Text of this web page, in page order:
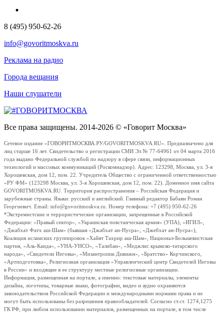
8 (495) 950-62-26
info@govoritmoskva.ru
Реклама на радио
Города вещания
Наши слушатели
Все права защищены. 2014-2026 © «Говорит Москва»
Сетевое издание «ГОВОРИТМОСКВА.РУ/GOVORITMOSKVA.RU». Предназначено для
лиц старше 16 лет. Свидетельство о регистрации СМИ Эл № 77-64961 от 04 марта 2016
года выдано Федеральной службой по надзору в сфере связи, информационных
технологий и массовых коммуникаций (Роскомнадзор). Адрес: 123298, Москва, ул. 3-я
Хорошевская, дом 12, пом. 22. Учредитель Общество с ограниченной ответственностью
«РУ ФМ» (123298 Москва, ул. 3-я Хорошевская, дом 12, пом. 22). Доменное имя сайта
GOVORITMOSKVA.RU. Территория распространения – Российская Федерация и
зарубежные страны. Языки: русский и английский. Главный редактор Бабаян Роман
Георгиевич. Email: info@govoritmoskva.ru. Номер телефона: +7 (495) 950-62-26
*Экстремистские и террористические организации, запрещенные в Российской
Федерации: «Правый сектор», «Украинская повстанческая армия» (УПА), «ИГИЛ»,
«Джабхат Фатх аш-Шам» (бывшая «Джабхат ан-Нусра», «Джебхат ан-Нусра»),
Коалиция исламских группировок «Хайят Тахрир аш-Шам», Национал-Большевистская
партия, «Аль-Каида», «УНА-УНСО», «Талибан», «Меджлис крымско-татарского
народа», «Свидетели Иеговы», «Мизантропик Дивижн», «Братство» Корчинского,
«Артподготовка», Религиозная организация «Управленческий центр Свидетелей Иеговы
в России» и входящие в ее структуру местные религиозные организации.
Информация, размещенная на портале, а именно: текстовые материалы, элементы
дизайна, логотипы, товарные знаки, фотографии, видео и аудио охраняются
законодательством Российской Федерации и международными нормами права и не
могут быть использованы без разрешения правообладателей. Согласно ст.ст. 1274,1275
ГК РФ, при любом использовании материалов, размещенных на портале, в том числе